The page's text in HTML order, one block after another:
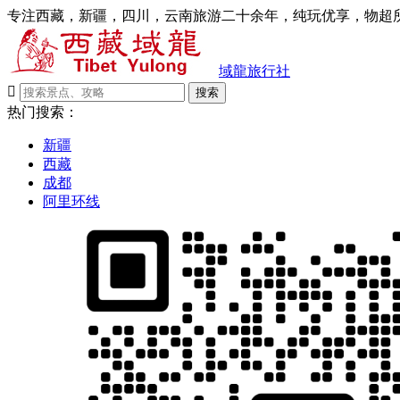
专注西藏，新疆，四川，云南旅游二十余年，纯玩优享，物超
域龍旅行社

搜索
热门搜索：
新疆
西藏
成都
阿里环线